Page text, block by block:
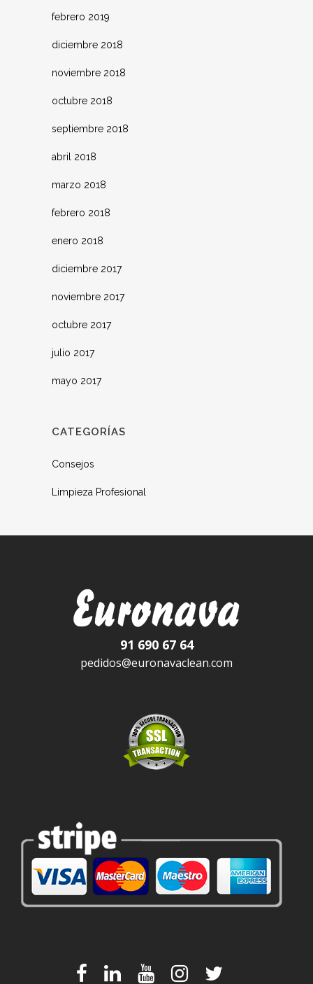
febrero 2019
diciembre 2018
noviembre 2018
octubre 2018
septiembre 2018
abril 2018
marzo 2018
febrero 2018
enero 2018
diciembre 2017
noviembre 2017
octubre 2017
julio 2017
mayo 2017
CATEGORÍAS
Consejos
Limpieza Profesional
91 690 67 64
pedidos@euronavaclean.com